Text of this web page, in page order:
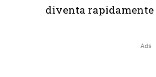
diventa
Ads